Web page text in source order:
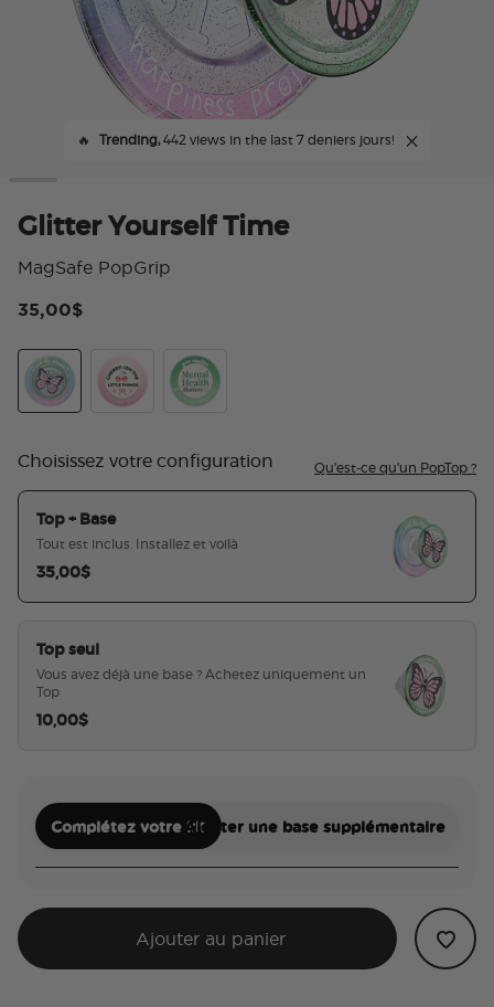
🔥 Trending,442 views in the last 7 deniers jours!
Glitter Yourself Time
MagSafe PopGrip
35,00$
Choisissez votre configuration Qu'est-ce qu'un PopTop ?
Top + Base
Tout est inclus. Installez et voilà
35,00$
Top seul
Vous avez déjà une base ? Achetez uniquement un
Top
10,00$
Complétez votre kitAjouter une base supplémentaire
Ajouter au panier